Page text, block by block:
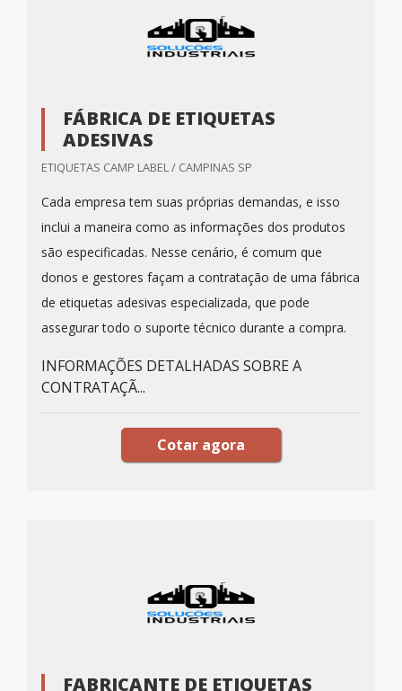
FÁBRICA DE ETIQUETAS
ADESIVAS
ETIQUETAS CAMP LABEL / CAMPINAS SP
Cada empresa tem suas próprias demandas, e isso
inclui a maneira como as informações dos produtos
são especificadas. Nesse cenário, é comum que
donos e gestores façam a contratação de uma fábrica
de etiquetas adesivas especializada, que pode
assegurar todo o suporte técnico durante a compra.
INFORMAÇÕES DETALHADAS SOBRE A
CONTRATAÇÃ...
Cotar agora
FABRICANTE DE ETIQUETAS